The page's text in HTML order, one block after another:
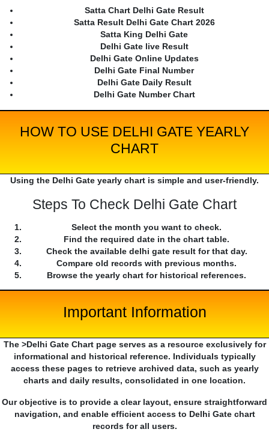
Satta Chart Delhi Gate Result
Satta Result Delhi Gate Chart 2026
Satta King Delhi Gate
Delhi Gate live Result
Delhi Gate Online Updates
Delhi Gate Final Number
Delhi Gate Daily Result
Delhi Gate Number Chart
HOW TO USE DELHI GATE YEARLY
CHART
Using the Delhi Gate yearly chart is simple and user-friendly.
Steps To Check Delhi Gate Chart
Select the month you want to check.
Find the required date in the chart table.
Check the available delhi gate result for that day.
Compare old records with previous months.
Browse the yearly chart for historical references.
Important Information
The >Delhi Gate Chart page serves as a resource exclusively for
informational and historical reference. Individuals typically
access these pages to retrieve archived data, such as yearly
charts and daily results, consolidated in one location.
Our objective is to provide a clear layout, ensure straightforward
navigation, and enable efficient access to Delhi Gate chart
records for all users.